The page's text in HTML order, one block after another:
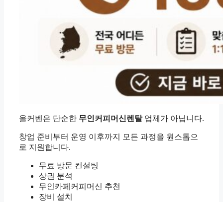
올커벤은 단순한 무인커피머신렌탈업체가 아닙니다.
창업 준비부터 운영 이후까지 모든 과정을 원스톱으
로 지원합니다.
무료 방문 컨설팅
상권 분석
무인카페커피머신 추천
장비 설치